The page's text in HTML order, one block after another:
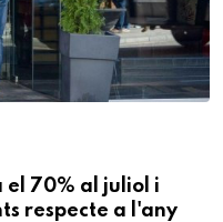
el 70% al juliol i
respecte a l'any